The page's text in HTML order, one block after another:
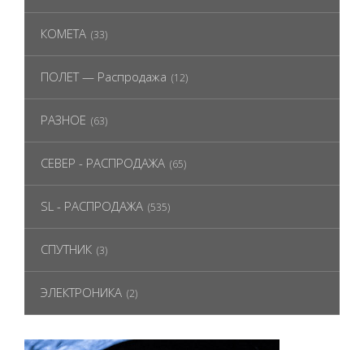
КОМЕТА (33)
ПОЛЕТ — Распродажа (12)
РАЗНОЕ (63)
СЕВЕР - РАСПРОДАЖА (65)
SL - РАСПРОДАЖА (535)
СПУТНИК (3)
ЭЛЕКТРОНИКА (2)